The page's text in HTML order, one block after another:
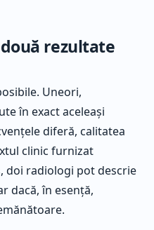
rezultate
Uneori,
în exact aceleași
diferă, calitatea
clinic furnizat
doi radiologi pot descrie
dacă, în esență,